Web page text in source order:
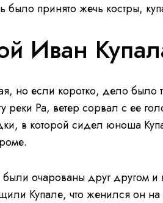
было принято жечь костры,
Иван
но если коротко, дело было
реки Ра, ветер сорвал с ее
в которой сидел юноша
очарованы друг другом и
Купале, что женился он